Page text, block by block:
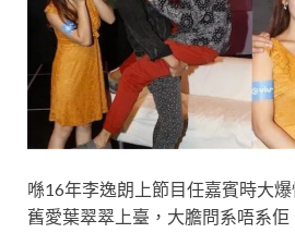
喺16年李逸朗上節目任嘉賓時大
舊愛葉翠翠上臺，大膽問系唔系佢